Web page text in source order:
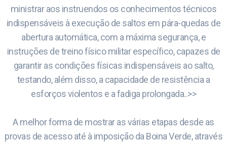
ministrar aos instruendos os conhecimentos técnicos
indispensáveis à execução de saltos em pára-quedas de
abertura automática, com a máxima segurança, e
instruções de treino físico militar específico, capazes de
garantir as condições físicas indispensáveis ao salto,
testando, além disso, a capacidade de resistência a
esforços violentos e a fadiga prolongada..>>
A melhor forma de mostrar as várias etapas desde as
provas de acesso até à imposição da Boina Verde, através